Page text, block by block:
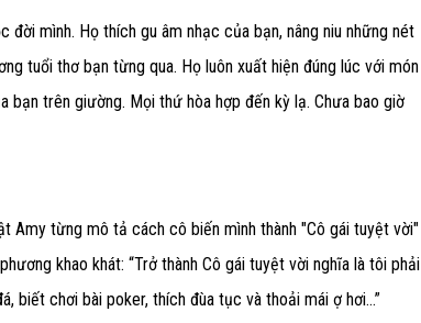
mình. Họ thích gu âm nhạc của bạn, nâng niu những nét
tuổi thơ bạn từng qua. Họ luôn xuất hiện đúng lúc với món
trên giường. Mọi thứ hòa hợp đến kỳ lạ. Chưa bao giờ
Amy từng mô tả cách cô biến mình thành "Cô gái tuyệt vời"
khao khát: “Trở thành Cô gái tuyệt vời nghĩa là tôi phải
biết chơi bài poker, thích đùa tục và thoải mái ợ hơi...”